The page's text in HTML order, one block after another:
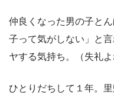
仲良くなった男の子と
子って気がしない」と
ヤする気持ち。（失礼
ひとりだちして１年。